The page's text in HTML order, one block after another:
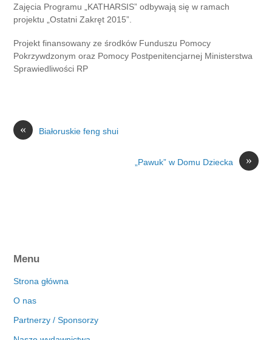
Zajęcia Programu „KATHARSIS” odbywają się w ramach
projektu „Ostatni Zakręt 2015”.
Projekt finansowany ze środków Funduszu Pomocy
Pokrzywdzonym oraz Pomocy Postpenitencjarnej Ministerstwa
Sprawiedliwości RP
« Białoruskie feng shui
»
„Pawuk” w Domu Dziecka
Menu
Strona główna
O nas
Partnerzy / Sponsorzy